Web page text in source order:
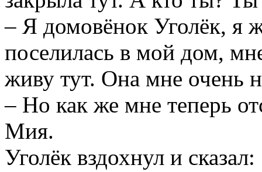
– Я домовёнок Уголёк, я
поселилась в мой дом,
живу тут. Она мне очень
– Но как же мне теперь
Мия.
Уголёк вздохнул и сказал: